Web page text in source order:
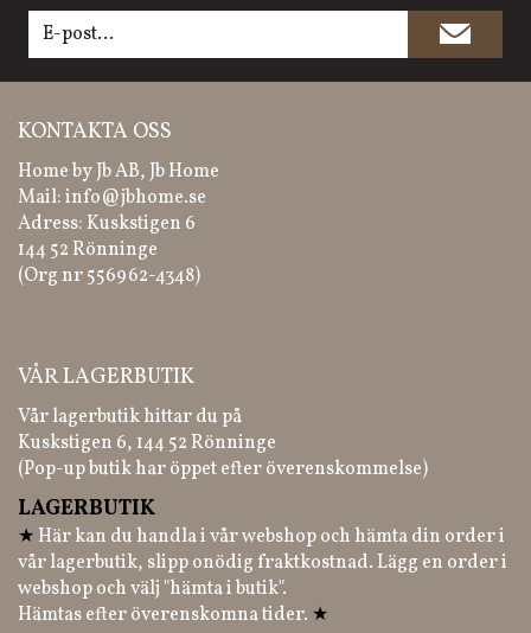
KONTAKTA OSS
Home by Jb AB, Jb Home
Mail:info@jbhome.se
Adress: Kuskstigen 6
144 52 Rönninge
(Org nr 556962-4348)
VÅR LAGERBUTIK
Vår lagerbutik hittar du på
Kuskstigen 6, 144 52 Rönninge
(Pop-up butik har öppet efter överenskommelse)
LAGERBUTIK
★ Här kan du handla i vår webshop och hämta din order i
vår lagerbutik, slipp onödig fraktkostnad. Lägg en order i
webshop och välj "hämta i butik".
Hämtas efter överenskomna tider. ★